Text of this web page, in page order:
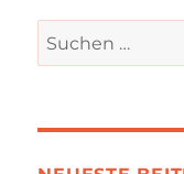
Suchen
nach: